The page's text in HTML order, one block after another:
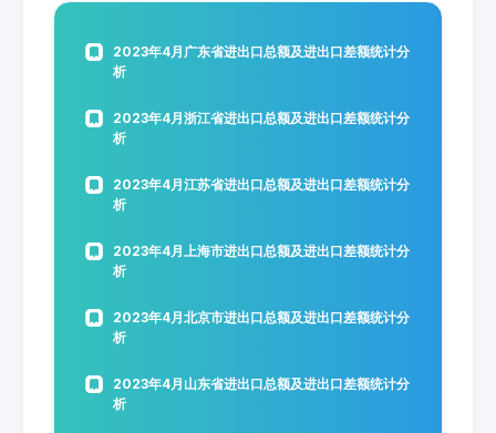
2023年4月广东省进出口总额及进出口差额统计分
析
2023年4月浙江省进出口总额及进出口差额统计分
析
2023年4月江苏省进出口总额及进出口差额统计分
析
2023年4月上海市进出口总额及进出口差额统计分
析
2023年4月北京市进出口总额及进出口差额统计分
析
2023年4月山东省进出口总额及进出口差额统计分
析